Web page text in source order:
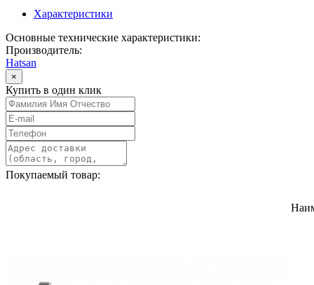
Характеристики
Основные технические характеристики:
Производитель:
Hatsan
×
Купить в один клик
Покупаемый товар: